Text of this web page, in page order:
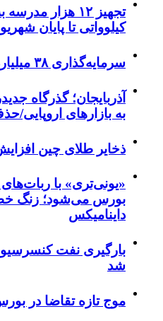
کیلوواتی تا پایان
سرمایه‌گذاری ۳۸ میلیارد دلاری تراشه‌ساز کره‌ای
آذربایجان؛ گذرگاه
به بازارهای اروپایی/حذف۸۰ درصد موانع
ذخایر طلای چین
«یونی‌تری» با ربات‌های
بورس می‌شود؛ زنگ
داینامیکس
بارگیری نفت
شد
موج تازه تقاضا در بورس؛ ورود ۹